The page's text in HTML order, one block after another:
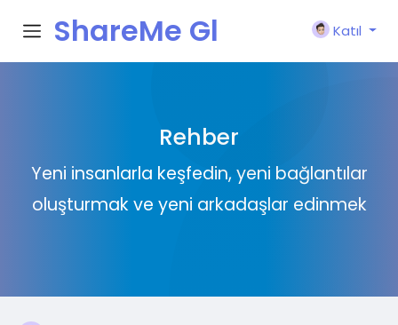
ShareMe Gl
Katıl
Rehber
Yeni insanlarla keşfedin, yeni bağlantılar
oluşturmak ve yeni arkadaşlar edinmek